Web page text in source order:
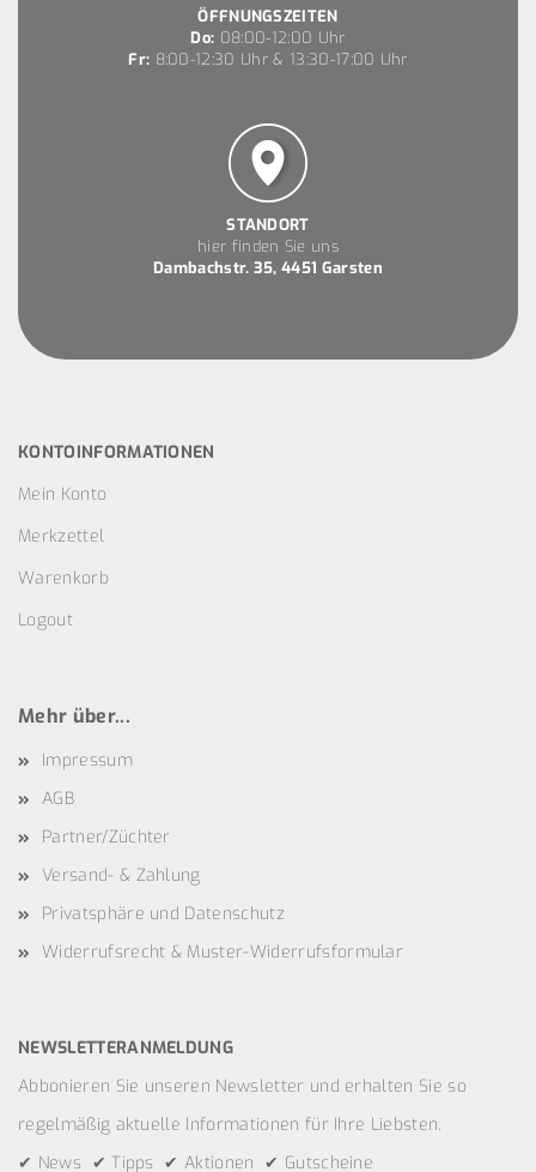
ÖFFNUNGSZEITEN
Do: 08:00-12:00 Uhr
Fr: 8:00-12:30 Uhr & 13:30-17:00 Uhr
STANDORT
hier finden Sie uns
Dambachstr. 35, 4451 Garsten
KONTOINFORMATIONEN
Mein Konto
Merkzettel
Warenkorb
Logout
Mehr über...
Impressum
AGB
Partner/Züchter
Versand- & Zahlung
Privatsphäre und Datenschutz
Widerrufsrecht & Muster-Widerrufsformular
NEWSLETTERANMELDUNG
Abbonieren Sie unseren Newsletter und erhalten Sie so
regelmäßig aktuelle Informationen für Ihre Liebsten.
✔ News ✔ Tipps ✔ Aktionen ✔ Gutscheine